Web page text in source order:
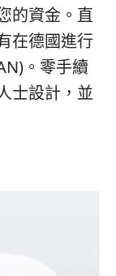
的資金。直
在德國進行
。零手續
士設計，並